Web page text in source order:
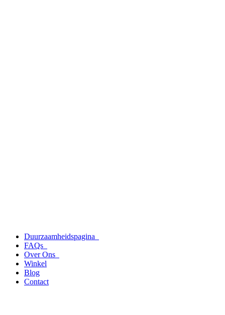
Duurzaamheidspagina
FAQs
Over Ons
Winkel
Blog
Contact